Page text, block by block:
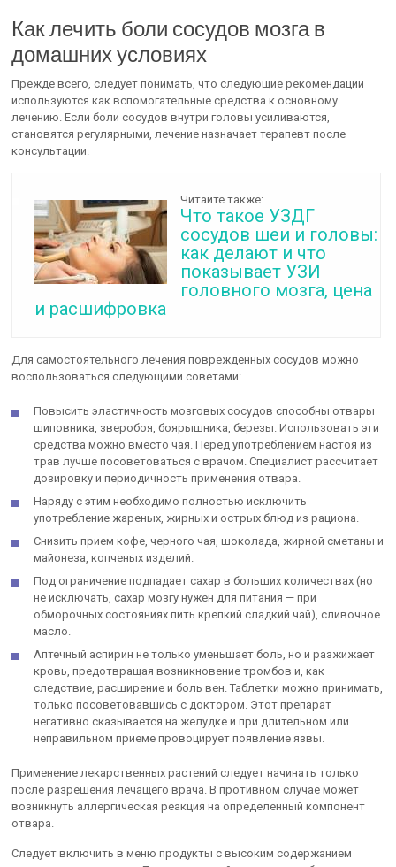
Как лечить боли сосудов мозга в
домашних условиях
Прежде всего, следует понимать, что следующие рекомендации
используются как вспомогательные средства к основному
лечению. Если боли сосудов внутри головы усиливаются,
становятся регулярными, лечение назначает терапевт после
консультации.
Читайте также:
Что такое УЗДГ
сосудов шеи и головы:
как делают и что
показывает УЗИ
головного мозга, цена
и расшифровка
Для самостоятельного лечения поврежденных сосудов можно
воспользоваться следующими советами:
Повысить эластичность мозговых сосудов способны отвары
шиповника, зверобоя, боярышника, березы. Использовать эти
средства можно вместо чая. Перед употреблением настоя из
трав лучше посоветоваться с врачом. Специалист рассчитает
дозировку и периодичность применения отвара.
Наряду с этим необходимо полностью исключить
употребление жареных, жирных и острых блюд из рациона.
Снизить прием кофе, черного чая, шоколада, жирной сметаны и
майонеза, копченых изделий.
Под ограничение подпадает сахар в больших количествах (но
не исключать, сахар мозгу нужен для питания — при
обморочных состояниях пить крепкий сладкий чай), сливочное
масло.
Аптечный аспирин не только уменьшает боль, но и разжижает
кровь, предотвращая возникновение тромбов и, как
следствие, расширение и боль вен. Таблетки можно принимать,
только посоветовавшись с доктором. Этот препарат
негативно сказывается на желудке и при длительном или
неправильном приеме провоцирует появление язвы.
Применение лекарственных растений следует начинать только
после разрешения лечащего врача. В противном случае может
возникнуть аллергическая реакция на определенный компонент
отвара.
Следует включить в меню продукты с высоким содержанием